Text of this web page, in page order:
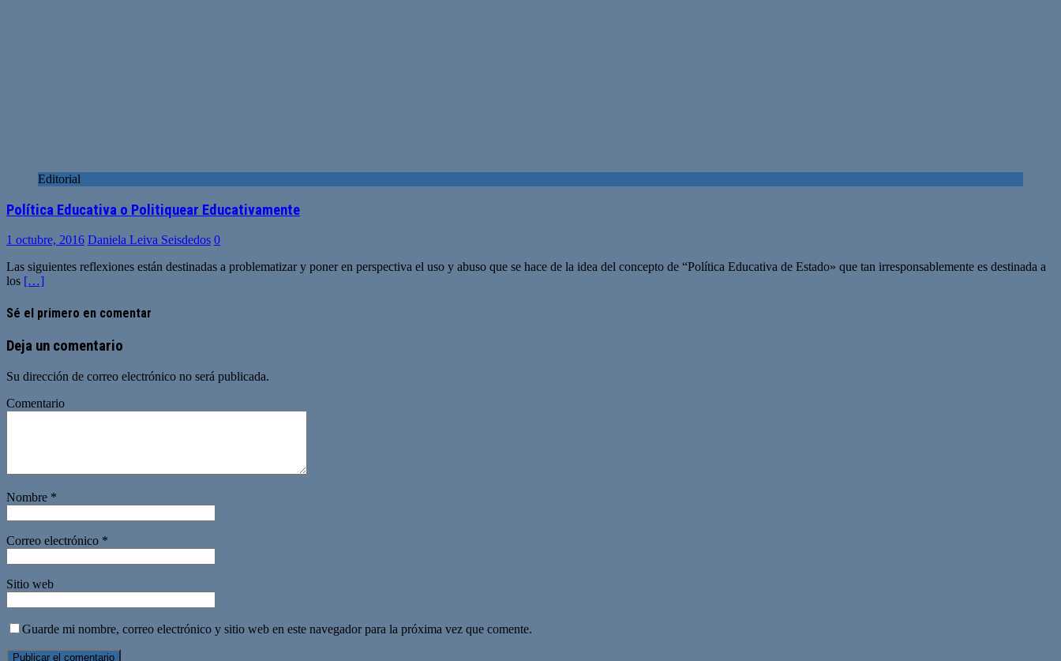
Editorial
Política Educativa o Politiquear Educativamente
1 octubre, 2016 Daniela Leiva Seisdedos 0
Las siguientes reflexiones están destinadas a problematizar y poner en perspectiva el uso y abuso que se hace de la idea del concepto de “Política Educativa de Estado» que tan irresponsablemente es destinada a
los […]
Sé el primero en comentar
Deja un comentario
Su dirección de correo electrónico no será publicada.
Comentario
Nombre *
Correo electrónico *
Sitio web
Guarde mi nombre, correo electrónico y sitio web en este navegador para la próxima vez que comente.